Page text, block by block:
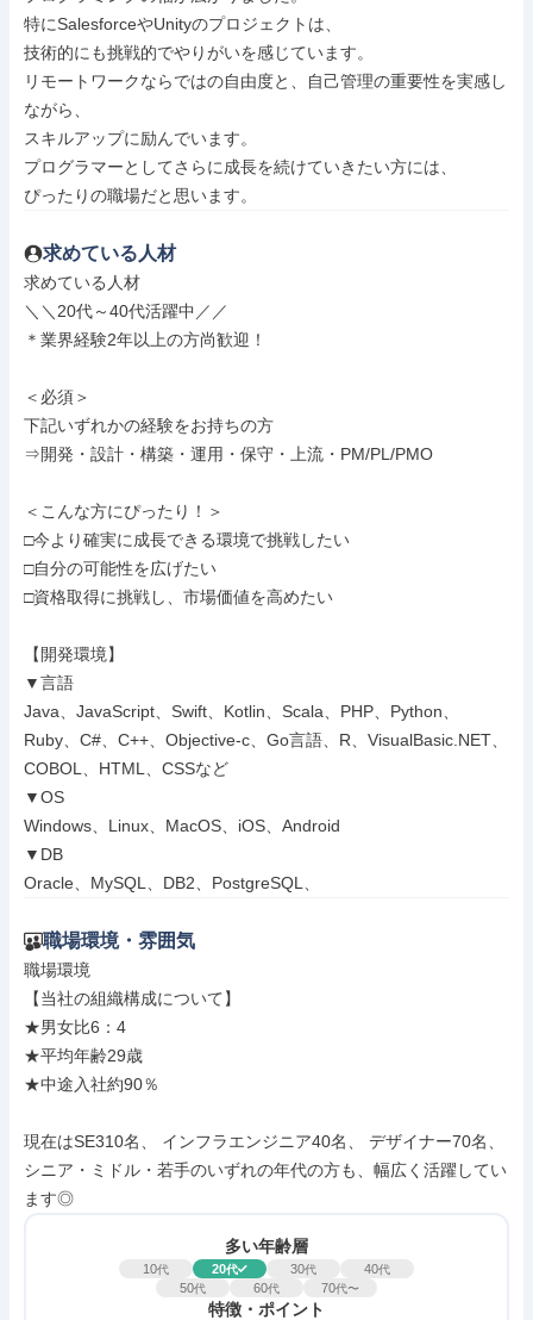
特にSalesforceやUnityのプロジェクトは、
技術的にも挑戦的でやりがいを感じています。
リモートワークならではの自由度と、自己管理の重要性を実感し
ながら、
スキルアップに励んでいます。
プログラマーとしてさらに成長を続けていきたい方には、
ぴったりの職場だと思います。
求めている人材
求めている人材
＼＼20代～40代活躍中／／
＊業界経験2年以上の方尚歓迎！
＜必須＞
下記いずれかの経験をお持ちの方
⇒開発・設計・構築・運用・保守・上流・PM/PL/PMO
＜こんな方にぴったり！＞
□今より確実に成長できる環境で挑戦したい
□自分の可能性を広げたい
□資格取得に挑戦し、市場価値を高めたい
【開発環境】
▼言語
Java、JavaScript、Swift、Kotlin、Scala、PHP、Python、
Ruby、C#、C++、Objective-c、Go言語、R、VisualBasic.NET、
COBOL、HTML、CSSなど
▼OS
Windows、Linux、MacOS、iOS、Android
▼DB
Oracle、MySQL、DB2、PostgreSQL、
職場環境・雰囲気
職場環境
【当社の組織構成について】
★男女比6：4
★平均年齢29歳
★中途入社約90％
現在はSE310名、 インフラエンジニア40名、 デザイナー70名、
シニア・ミドル・若手のいずれの年代の方も、幅広く活躍してい
ます◎
多い年齢層
10代 20代 30代 40代
50代 60代 70代〜
特徴・ポイント